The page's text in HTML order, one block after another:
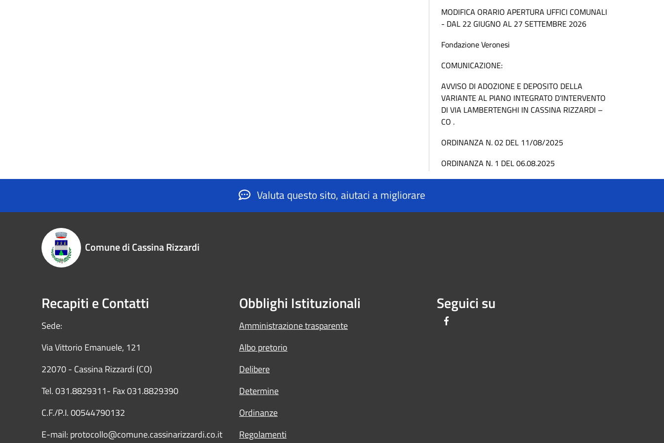
MODIFICA ORARIO APERTURA UFFICI COMUNALI
- DAL 22 GIUGNO AL 27 SETTEMBRE 2026
Fondazione Veronesi
COMUNICAZIONE:
AVVISO DI ADOZIONE E DEPOSITO DELLA
VARIANTE AL PIANO INTEGRATO D’INTERVENTO
DI VIA LAMBERTENGHI IN CASSINA RIZZARDI –
CO .
ORDINANZA N. 02 DEL 11/08/2025
ORDINANZA N. 1 DEL 06.08.2025
Valuta questo sito, aiutaci a migliorare
Comune di Cassina Rizzardi
Recapiti e Contatti
Sede:
Via Vittorio Emanuele, 121
22070 - Cassina Rizzardi (CO)
Tel. 031.8829311- Fax 031.8829390
C.F./P.I. 00544790132
E-mail: protocollo@comune.cassinarizzardi.co.it
Obblighi Istituzionali
Amministrazione trasparente
Albo pretorio
Delibere
Determine
Ordinanze
Regolamenti
Seguici su